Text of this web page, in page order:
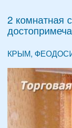
2 комнатная
КРЫМ,